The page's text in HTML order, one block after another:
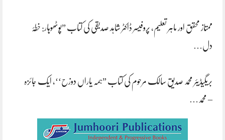
ممتاز محقق اور ماہر تعلیم، پروفیسر ڈاکٹر شاہد صدیقی کی کتاب ”پوٹھوہار: خطۂ
دل…
بریگیڈیئر محمد صدیق سالک مرحوم کی کتاب ”ہمہ یاراں دوزح‘‘، ایک جائزہ
– محمد…